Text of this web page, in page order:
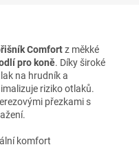
Comfortz měkké
pro koně. Díky široké
na hrudník a
riziko otlaků.
přezkami s
komfort